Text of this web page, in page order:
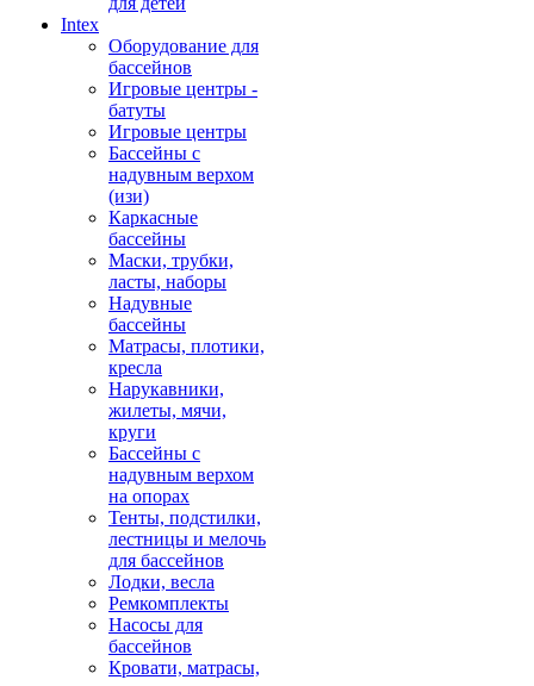
Intex
Оборудование для
бассейнов
Игровые центры -
батуты
Игровые центры
Бассейны с
надувным верхом
(изи)
Каркасные
бассейны
Маски, трубки,
ласты, наборы
Надувные
бассейны
Матрасы, плотики,
кресла
Нарукавники,
жилеты, мячи,
круги
Бассейны с
надувным верхом
на опорах
Тенты, подстилки,
лестницы и мелочь
для бассейнов
Лодки, весла
Ремкомплекты
Насосы для
бассейнов
Кровати, матрасы,